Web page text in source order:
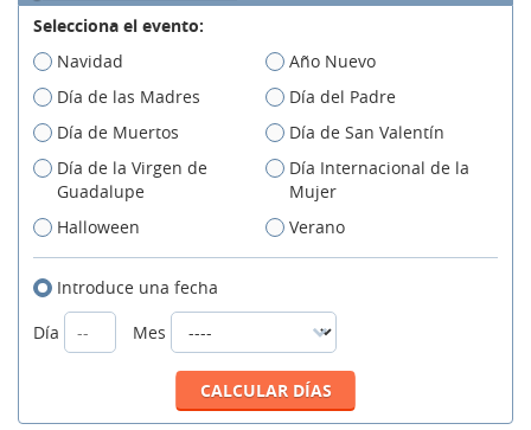
Selecciona el evento:
Navidad
Año Nuevo
Día de las Madres
Día del Padre
Día de Muertos
Día de San Valentín
Día de la Virgen de
Guadalupe
Día Internacional de la
Mujer
Halloween
Verano
Introduce una fecha
Día
Mes